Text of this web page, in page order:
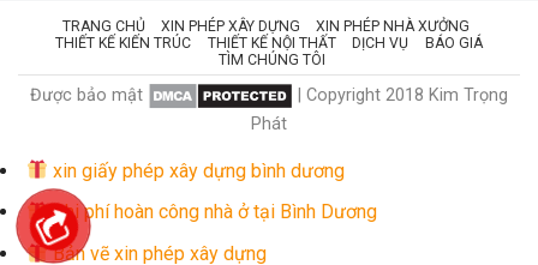
TRANG CHỦ XIN PHÉP XÂY DỰNG
XIN PHÉP NHÀ XƯỞNG
THIẾT KẾ KIẾN TRÚC
THIẾT KẾ NỘI THẤT DỊCH VỤ
BÁO GIÁ
TÌM CHÚNG TÔI
Được bảo mật
| Copyright 2018 Kim Trọng
Phát
xin giấy phép xây dựng bình dương
Chi phí hoàn công nhà ở tại Bình Dương
Bản vẽ xin phép xây dựng